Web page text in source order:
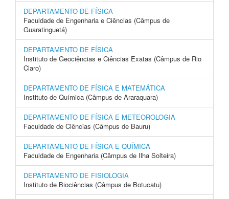
DEPARTAMENTO DE FÍSICA
Faculdade de Engenharia e Ciências (Câmpus de
Guaratinguetá)
DEPARTAMENTO DE FÍSICA
Instituto de Geociências e Ciências Exatas (Câmpus de Rio
Claro)
DEPARTAMENTO DE FÍSICA E MATEMÁTICA
Instituto de Química (Câmpus de Araraquara)
DEPARTAMENTO DE FÍSICA E METEOROLOGIA
Faculdade de Ciências (Câmpus de Bauru)
DEPARTAMENTO DE FÍSICA E QUÍMICA
Faculdade de Engenharia (Câmpus de Ilha Solteira)
DEPARTAMENTO DE FISIOLOGIA
Instituto de Biociências (Câmpus de Botucatu)